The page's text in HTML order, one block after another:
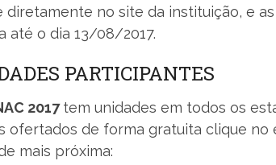
diretamente no site da instituição, e
até o dia 13/08/2017.
PARTICIPANTES
2017tem unidades em todos os
ofertados de forma gratuita clique no
mais próxima: